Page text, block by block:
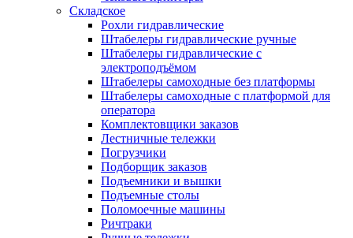
Складское
Рохли гидравлические
Штабелеры гидравлические ручные
Штабелеры гидравлические с
электроподъёмом
Штабелеры самоходные без платформы
Штабелеры самоходные с платформой для
оператора
Комплектовщики заказов
Лестничные тележки
Погрузчики
Подборщик заказов
Подъемники и вышки
Подъемные столы
Поломоечные машины
Ричтраки